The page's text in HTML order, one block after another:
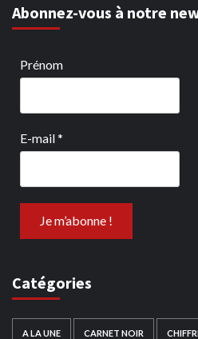
Abonnez-vous à notre
Prénom
E-mail*
Catégories
A LA UNE CARNET NOIR